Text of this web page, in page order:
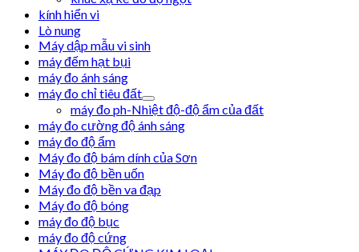
kính hiển vi
Lò nung
Máy dập mẫu vi sinh
máy đếm hạt bụi
máy đo ánh sáng
máy đo chỉ tiêu đất
máy đo ph-Nhiệt độ-độ ẩm của đất
máy đo cường độ ánh sáng
máy đo độ ẩm
Máy đo độ bám dính của Sơn
Máy đo độ bền uốn
Máy đo độ bền va đạp
Máy đo độ bóng
máy đo độ bục
máy đo độ cứng